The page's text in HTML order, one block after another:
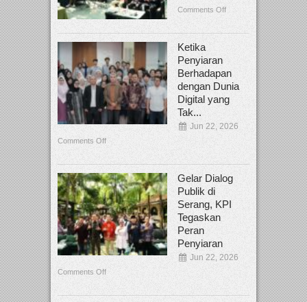
Comments Off
Ketika
Penyiaran
Berhadapan
dengan Dunia
Digital yang
Tak...
Jun 22, 2026
Comments Off
Gelar Dialog
Publik di
Serang, KPI
Tegaskan
Peran
Penyiaran
Jun 22, 2026
Comments Off